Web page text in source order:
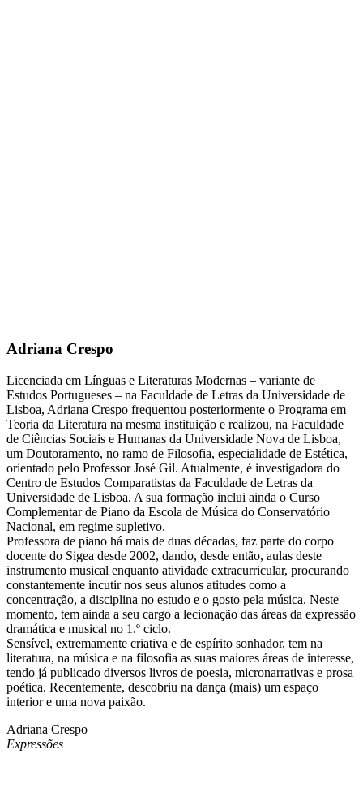
Adriana Crespo
Licenciada em Línguas e Literaturas Modernas – variante de
Estudos Portugueses – na Faculdade de Letras da Universidade de
Lisboa, Adriana Crespo frequentou posteriormente o Programa em
Teoria da Literatura na mesma instituição e realizou, na Faculdade
de Ciências Sociais e Humanas da Universidade Nova de Lisboa,
um Doutoramento, no ramo de Filosofia, especialidade de Estética,
orientado pelo Professor José Gil. Atualmente, é investigadora do
Centro de Estudos Comparatistas da Faculdade de Letras da
Universidade de Lisboa. A sua formação inclui ainda o Curso
Complementar de Piano da Escola de Música do Conservatório
Nacional, em regime supletivo.
Professora de piano há mais de duas décadas, faz parte do corpo
docente do Sigea desde 2002, dando, desde então, aulas deste
instrumento musical enquanto atividade extracurricular, procurando
constantemente incutir nos seus alunos atitudes como a
concentração, a disciplina no estudo e o gosto pela música. Neste
momento, tem ainda a seu cargo a lecionação das áreas da expressão
dramática e musical no 1.º ciclo.
Sensível, extremamente criativa e de espírito sonhador, tem na
literatura, na música e na filosofia as suas maiores áreas de interesse,
tendo já publicado diversos livros de poesia, micronarrativas e prosa
poética. Recentemente, descobriu na dança (mais) um espaço
interior e uma nova paixão.
Adriana Crespo
Expressões